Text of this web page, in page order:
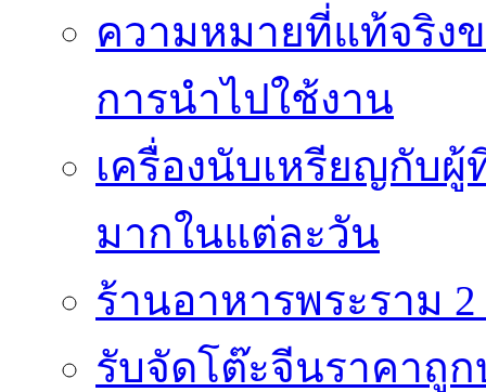
ความหมายที่แท้จริงข
การนำไปใช้งาน
เครื่องนับเหรียญกับ
มากในแต่ละวัน
ร้านอาหารพระราม
รับจัดโต๊ะจีนราคาถู